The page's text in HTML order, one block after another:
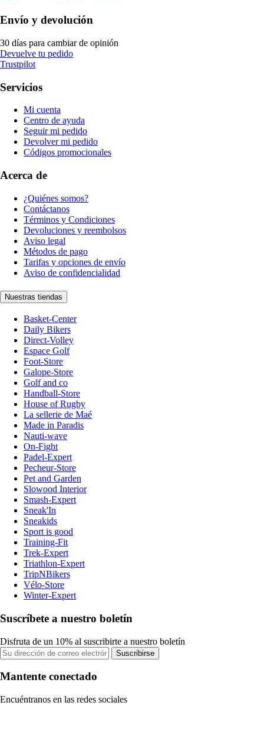
Envío y devolución
30 días para cambiar de opinión
Devuelve tu pedido
Trustpilot
Servicios
Mi cuenta
Centro de ayuda
Seguir mi pedido
Devolver mi pedido
Códigos promocionales
Acerca de
¿Quiénes somos?
Contáctanos
Términos y Condiciones
Devoluciones y reembolsos
Aviso legal
Métodos de pago
Tarifas y opciones de envío
Aviso de confidencialidad
Nuestras tiendas
Basket-Center
Daily Bikers
Direct-Volley
Espace Golf
Foot-Store
Galope-Store
Golf and co
Handball-Store
House of Rugby
La sellerie de Maé
Made in Paradis
Nauti-wave
On-Fight
Padel-Expert
Pecheur-Store
Pet and Garden
Slowood Interior
Smash-Expert
Sneak'In
Sneakids
Sport is good
Training-Fit
Trek-Expert
Triathlon-Expert
TripNBikers
Vélo-Store
Winter-Expert
Suscríbete a nuestro boletín
Disfruta de un 10% al suscribirte a nuestro boletín
Suscribirse
Mantente conectado
Encuéntranos en las redes sociales